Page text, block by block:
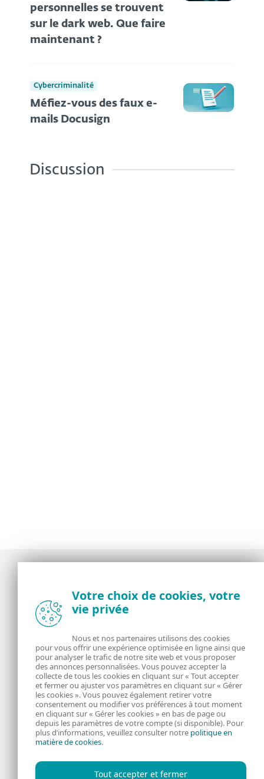
personnelles se trouvent
sur le dark web. Que faire
maintenant ?
Cybercriminalité
Méfiez-vous des faux e-
mails Docusign
Discussion
Actualités, opinions et astuces de la
communauté de sécurité d’ESET
ESET
RSS Feed Gérer les cookies
Informations juridiques Nous rejoindre
Politique de
confidentialité
Votre choix de cookies, votre
vie privée
Nous et nos partenaires utilisons des cookies
pour vous offrir une expérience optimisée en ligne ainsi que
pour analyser le trafic de notre site web et vous proposer
des annonces personnalisées. Vous pouvez accepter la
collecte de tous les cookies en cliquant sur « Tout accepter
et fermer ou ajuster vos paramètres en cliquant sur « Gérer
les cookies ». Vous pouvez également retirer votre
consentement ou modifier vos préférences à tout moment
en cliquant sur « Gérer les cookies » en bas de page ou
depuis les paramètres de votre compte (si disponible). Pour
plus d’informations, veuillez consulter notre politique en
matière de cookies.
Tout accepter et fermer